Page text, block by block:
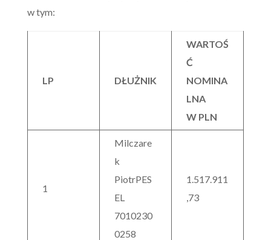
w tym:
LP DŁUŻNIK
WARTOŚ
Ć
NOMINA
LNA
W PLN
1
Milczare
k
PiotrPES
EL
7010230
0258
1.517.911
,73